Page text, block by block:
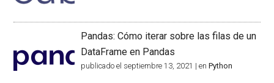
Pandas: Cómo iterar sobre las filas de un
DataFrame en Pandas
publicado el septiembre 13, 2021 |enPython